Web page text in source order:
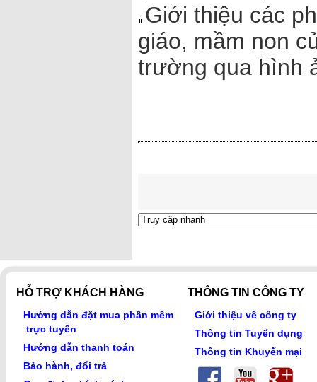
Giới thiệu các
giáo, mầm non
trường qua hình
HỖ TRỢ KHÁCH HÀNG
Hướng dẫn đặt mua phần mềm
trực tuyến
Hướng dẫn thanh toán
Bảo hành, đổi trả
THÔNG TIN CÔNG TY
Giới thiệu về công ty
Thông tin Tuyển dụng
Thông tin Khuyến mại